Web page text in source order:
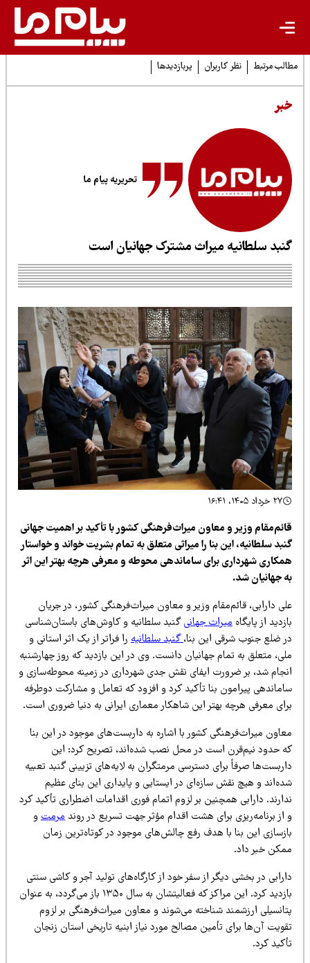
مرتبط نظر کاربران پربازدیدها
تحریریه پیام ما
سلطانیه میراث مشترک جهانیان است
وزیر و معاون میراث‌فرهنگی کشور با تأکید بر اهمیت جهانی
سلطانیه، این بنا را میراثی متعلق به تمام بشریت خواند و خواستار
شهرداری برای ساماندهی محوطه و معرفی هرچه بهتر این اثر
جهانیان شد.
دارابی، قائم‌مقام وزیر و معاون میراث‌فرهنگی کشور، در جریان
از پایگاهمیراث جهانیگنبد سلطانیه و کاوش‌های باستان‌شناسی
ضلع جنوب شرقی این بنا،گنبد سلطانیهرا فراتر از یک اثر استانی و
متعلق به تمام جهانیان دانست. وی در این بازدید که روز چهارشنبه
شد، بر ضرورت ایفای نقش جدی شهرداری در زمینه محوطه‌سازی و
پیرامون بنا تأکید کرد و افزود که تعامل و مشارکت دوطرفه
معرفی هرچه بهتر این شاهکار معماری ایرانی به دنیا ضروری است.
میراث‌فرهنگی کشور با اشاره به داربست‌های موجود در این بنا
حدود نیم‌قرن است در محل نصب شده‌اند، تصریح کرد: این
صرفاً برای دسترسی مرمتگران به لایه‌های تزیینی گنبد تعبیه
و هیچ نقش سازه‌ای در ایستایی و پایداری این بنای عظیم
دارابی همچنین بر لزوم اتمام فوری اقدامات اضطراری تأکید کرد
از برنامه‌ریزی برای هشت اقدام مؤثر جهت تسریع در روندمرمتو
این بنا با هدف رفع چالش‌های موجود در کوتاه‌ترین زمان
خبر داد.
در بخشی دیگر از سفر خود از کارگاه‌های تولید آجر و کاشی سنتی
بازدید کرد. این مراکز که فعالیتشان به سال ۱۳۵۰ باز می‌گردد، به عنوان
ارزشمند شناخته می‌شوند و معاون میراث‌فرهنگی بر لزوم
آن‌ها برای تأمین مصالح مورد نیاز ابنیه تاریخی استان زنجان
کرد.